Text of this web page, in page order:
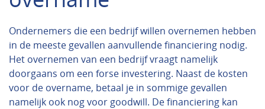
Ondernemers die een bedrijf willen overnemen hebben
in de meeste gevallen aanvullende financiering nodig.
Het overnemen van een bedrijf vraagt namelijk
doorgaans om een forse investering. Naast de kosten
voor de overname, betaal je in sommige gevallen
namelijk ook nog voor goodwill. De financiering kan